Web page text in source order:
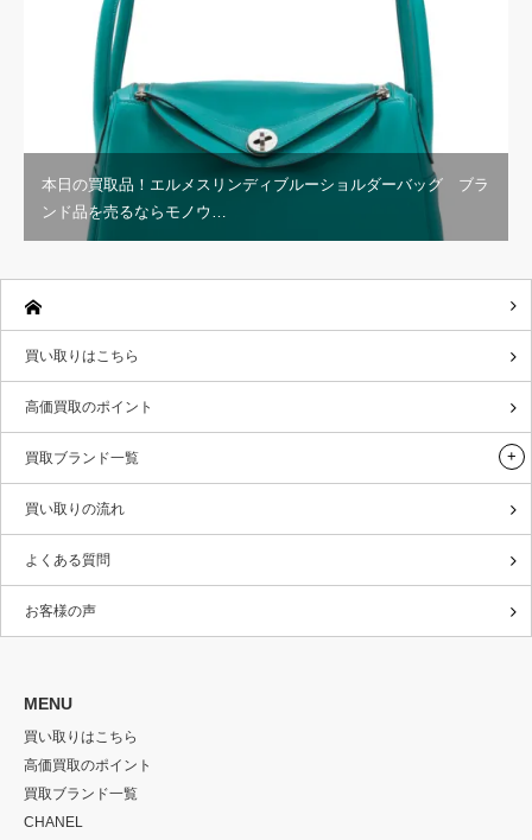
本日の買取品！エルメスリンディブルーショルダーバッグ ブラ
ンド品を売るならモノウ…
買い取りはこちら
高価買取のポイント
買取ブランド一覧
買い取りの流れ
よくある質問
お客様の声
MENU
買い取りはこちら
高価買取のポイント
買取ブランド一覧
CHANEL